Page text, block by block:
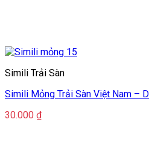
Simili Trải Sàn
Simili Mỏng Trải Sàn Việt Nam –
30.000 ₫